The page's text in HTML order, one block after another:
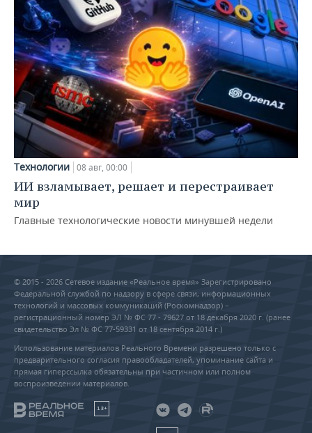
Технологии 08 авг, 00:00
ИИ взламывает, решает и перестраивает
мир
Главные технологические новости минувшей недели
© 2015 - 2026 Сетевое издание «Реальное время» Зарегистрировано
Федеральной службой по надзору в сфере связи, информационных
технологий и массовых коммуникаций (Роскомнадзор) –
регистрационный номер ЭЛ № ФС 77 - 79627 от 18 декабря 2020 г. (ранее
свидетельство Эл № ФС 77-59331 от 18 сентября 2014 г.)
Использование материалов Реального Времени разрешено только с
предварительного согласия правообладателей, упоминание сайта и
прямая гиперссылка обязательны при частичном или полном
воспроизведении материалов.
18+